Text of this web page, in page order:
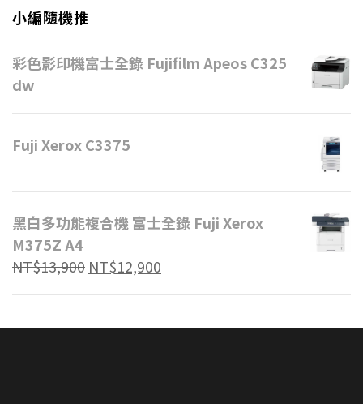
小編隨機推
彩色影印機富士全錄 Fujifilm Apeos C325
dw
Fuji Xerox C3375
黑白多功能複合機 富士全錄 Fuji Xerox
M375Z A4
NT$13,900 NT$12,900